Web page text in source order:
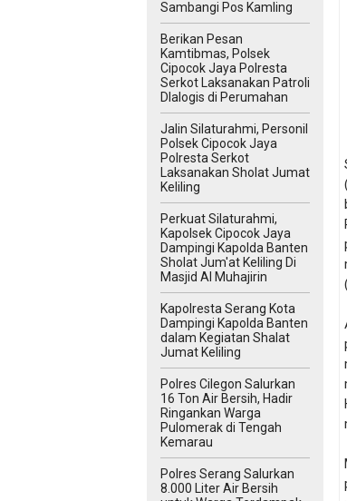
Sambangi Pos Kamling
Berikan Pesan
Kamtibmas, Polsek
Cipocok Jaya Polresta
Serkot Laksanakan Patroli
DIalogis di Perumahan
Jalin Silaturahmi, Personil
Polsek Cipocok Jaya
Polresta Serkot
Laksanakan Sholat Jumat
Keliling
Perkuat Silaturahmi,
Kapolsek Cipocok Jaya
Dampingi Kapolda Banten
Sholat Jum'at Keliling Di
Masjid Al Muhajirin
Kapolresta Serang Kota
Dampingi Kapolda Banten
dalam Kegiatan Shalat
Jumat Keliling
Polres Cilegon Salurkan
16 Ton Air Bersih, Hadir
Ringankan Warga
Pulomerak di Tengah
Kemarau
Polres Serang Salurkan
8.000 Liter Air Bersih